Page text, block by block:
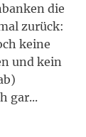
die
zurück:
keine
und kein
gar...